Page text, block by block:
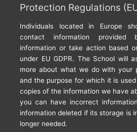
Protection Regulations
Individuals located in Europe
contact information provided
information or take action based
under EU GDPR. The School will
more about what we do with your
and the purpose for which it is
copies of the information we have
you can have incorrect
information deleted if its storage is
longer needed.